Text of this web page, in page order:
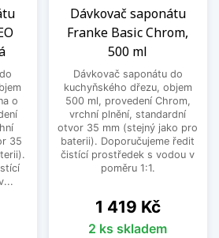
o
35
Dávkovač saponátu
Franke Basic Chrom,
500 ml
Dávkovač saponátu do
kuchyňského dřezu, objem
500 ml, provedení Chrom,
vrchní plnění, standardní
otvor 35 mm (stejný jako pro
baterii). Doporučujeme ředit
čistící prostředek s vodou v
poměru 1:1.
Cena
1 419 Kč
2 ks skladem